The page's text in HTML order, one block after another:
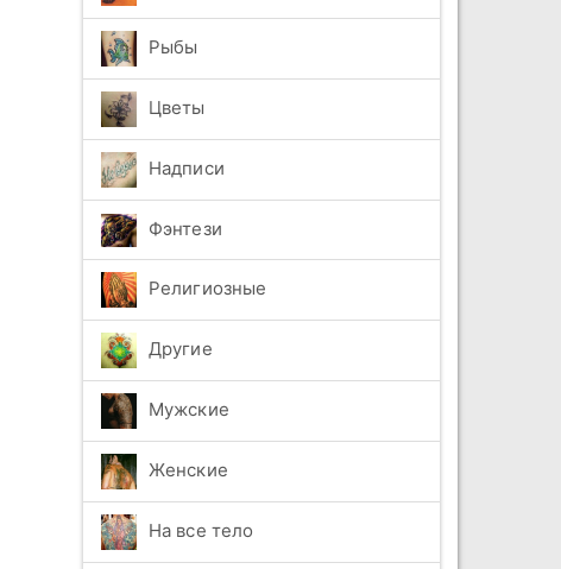
Рыбы
Цветы
Надписи
Фэнтези
Религиозные
Другие
Мужские
Женские
На все тело